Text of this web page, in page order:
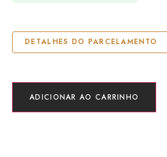
DETALHES DO PARCELAMENTO
ADICIONAR AO CARRINHO